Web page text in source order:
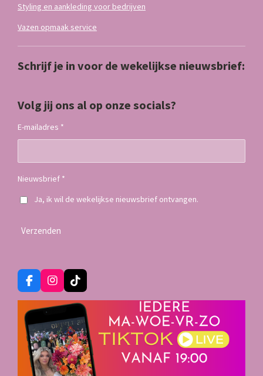
Styling en aankleding voor bedrijven
Vazen opmaak service
Schrijf je in voor de wekelijkse nieuwsbrief:
Volg jij ons al op onze socials?
E-mailadres *
Nieuwsbrief *
Ja, ik wil de wekelijkse nieuwsbrief ontvangen.
Verzenden
F
a
b
o
o
k
I
n
s
a
g
r
a
m
T
i
k
T
o
k